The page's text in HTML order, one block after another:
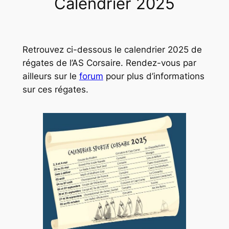
Retrouvez ci-dessous le calendrier 2025 de
régates de l’AS Corsaire. Rendez-vous par
ailleurs sur le forum pour plus d’informations
sur ces régates.